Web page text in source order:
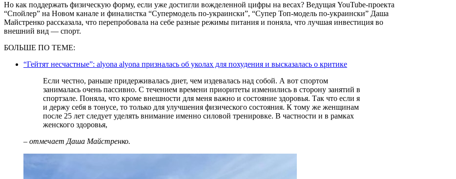
Но как поддержать физическую форму, если уже достигли вожделенной цифры на весах? Ведущая YouTube-проекта
“Спойлер” на Новом канале и финалистка “Супермодель по-украински”, “Супер Топ-модель по-украински” Даша
Майстренко рассказала, что перепробовала на себе разные режимы питания и поняла, что лучшая инвестиция во
внешний вид — спорт.
БОЛЬШЕ ПО ТЕМЕ:
“Гейтят несчастные”: alyona alyona призналась об уколах для похудения и высказалась о критике
Если честно, раньше придерживалась диет, чем издевалась над собой. А вот спортом
занималась очень пассивно. С течением времени приоритеты изменились в сторону занятий в
спортзале. Поняла, что кроме внешности для меня важно и состояние здоровья. Так что если я
и держу себя в тонусе, то только для улучшения физического состояния. К тому же женщинам
после 25 лет следует уделять внимание именно силовой тренировке. В частности и в рамках
женского здоровья,
– отмечает Даша Майстренко.